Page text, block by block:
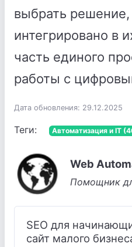
выбрать
интегрировано в
часть единого
работы с
Дата обновления: 29.12.2025
Теги: Автоматизация и IT
Web
Помощник
SEO для
сайт малого